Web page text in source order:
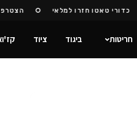
כדורי טאטו חזרו למלאי הצטרפו
חריטות ביגוד ציוד